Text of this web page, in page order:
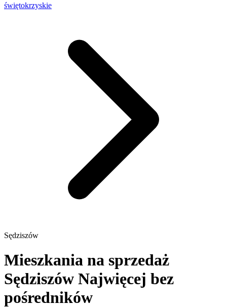
świętokrzyskie
Sędziszów
Mieszkania na sprzedaż
Sędziszów Najwięcej bez
pośredników